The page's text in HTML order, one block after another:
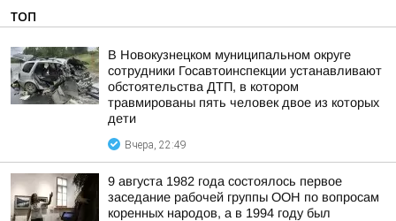
ТОП
В Новокузнецком муниципальном округе
сотрудники Госавтоинспекции устанавливают
обстоятельства ДТП, в котором
травмированы пять человек двое из которых
дети
Вчера, 22:49
9 августа 1982 года состоялось первое
заседание рабочей группы ООН по вопросам
коренных народов, а в 1994 году был